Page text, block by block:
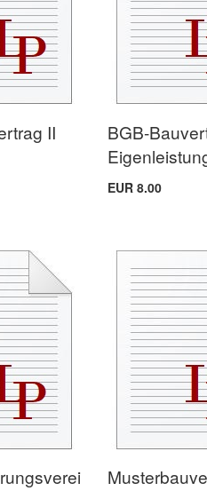
II
BGB-
EUR 8.00